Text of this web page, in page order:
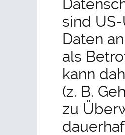
sind
Daten
als
kann
(z. B.
zu